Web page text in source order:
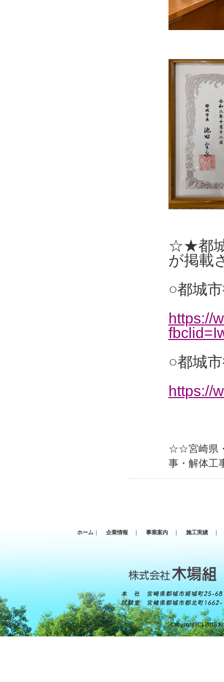
☆★都城
が掲載
○都城
https://
○都城
https://
☆☆宮崎県
事・解体工
ホーム ｜ 企業情報 ｜ 事業案内 ｜ 施工実績 ｜
Copyright (C) 2015